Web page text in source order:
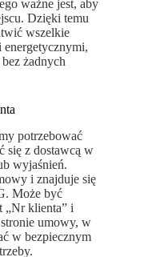
ważne jest, aby
Dzięki temu
wszelkie
energetycznymi,
żadnych
potrzebować
się z dostawcą w
wyjaśnień.
i znajduje się
Może być
„Nr klienta” i
umowy, w
w bezpiecznym